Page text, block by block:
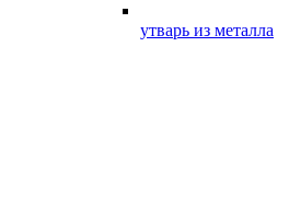
утварь из металла